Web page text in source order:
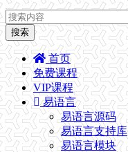
搜索
首页
免费课程
VIP课程
易语言
易语言源码
易语言支持库
易语言模块